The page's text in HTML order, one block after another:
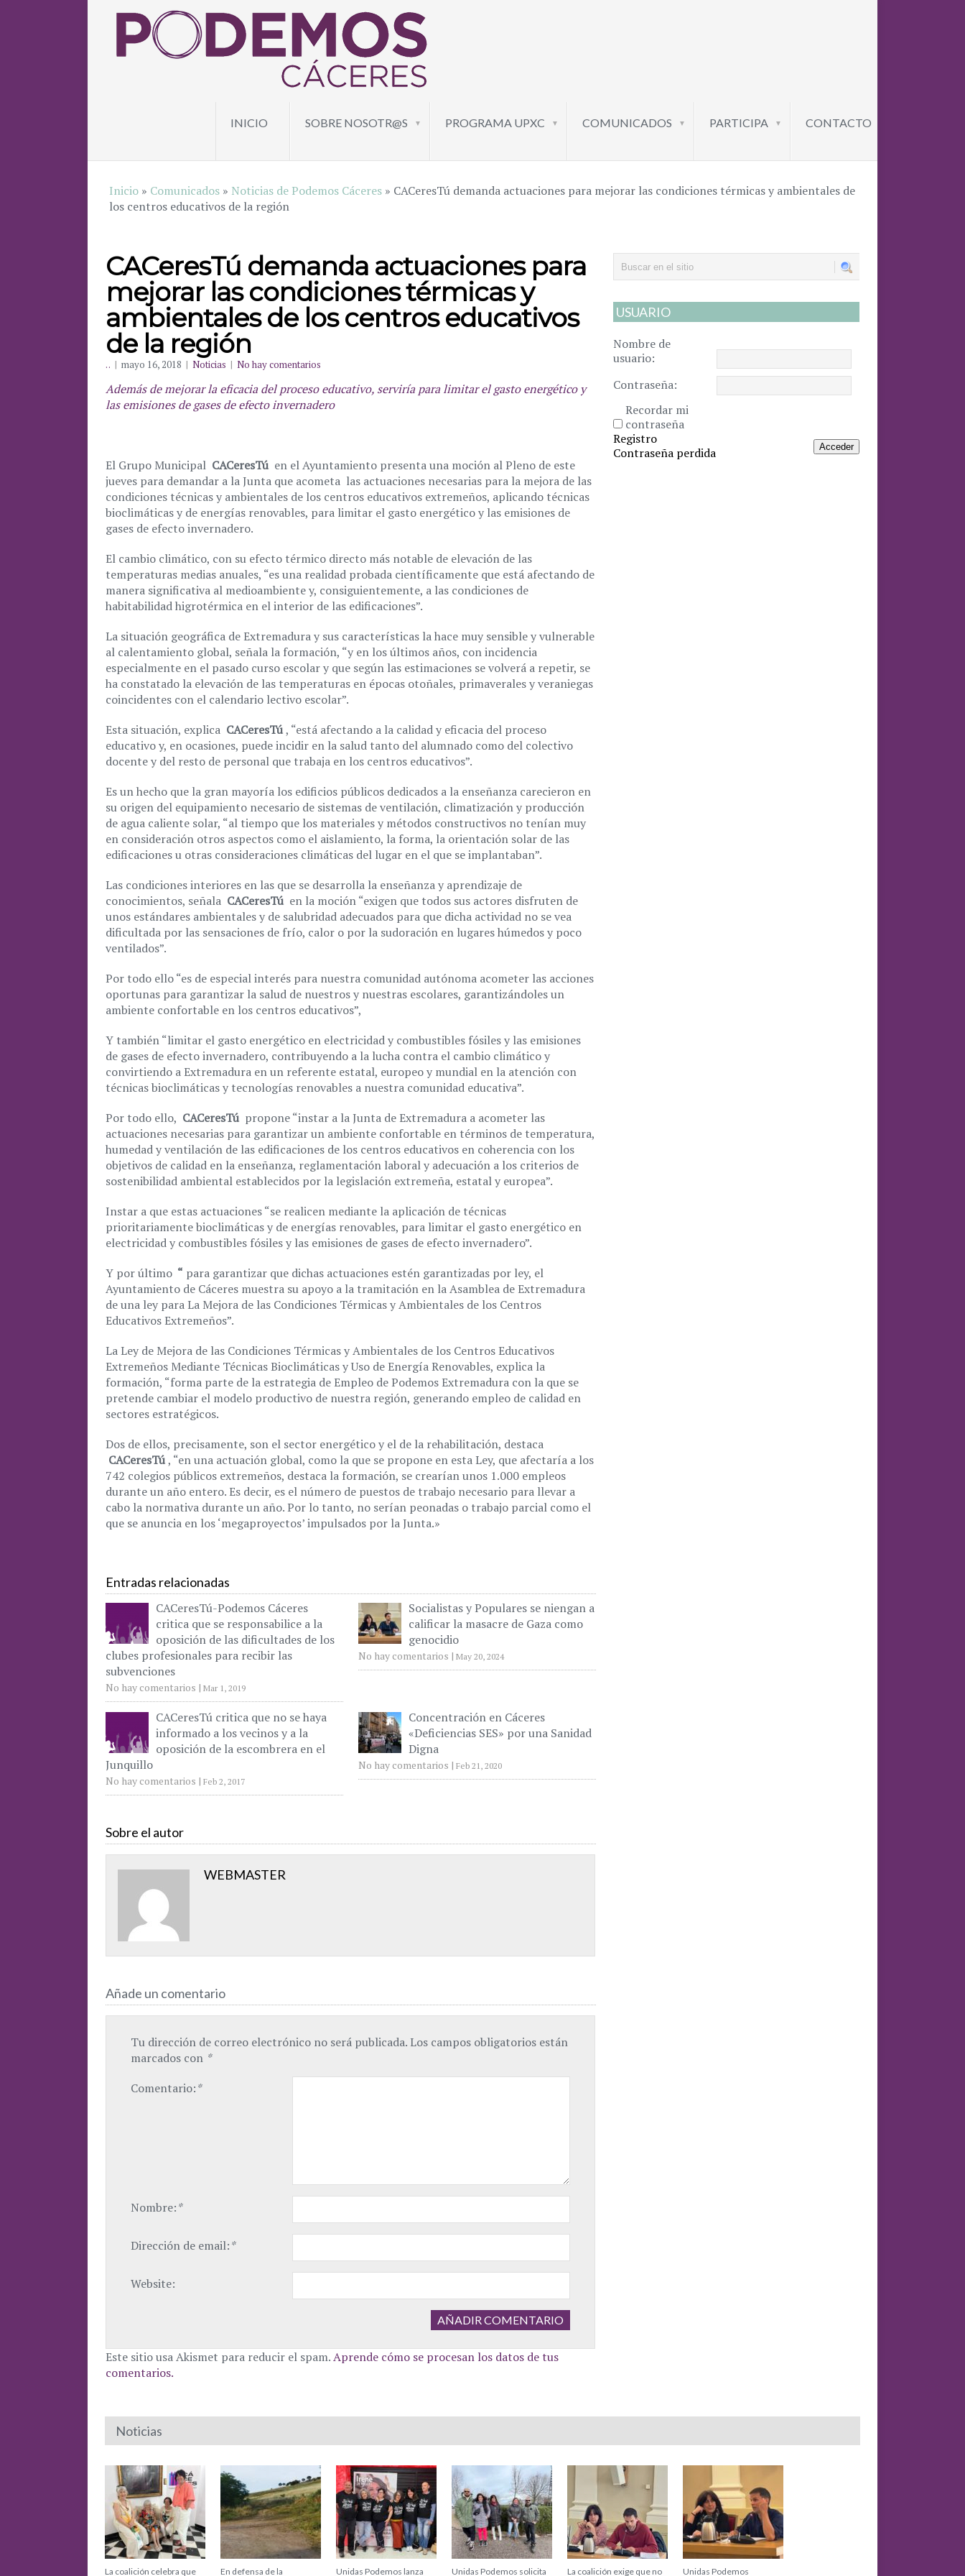
INICIO SOBRE NOSOTR@S ▼ PROGRAMA UPXC ▼ COMUNICADOS ▼ PARTICIPA ▼ CONTACTO
Inicio » Comunicados » Noticias de Podemos Cáceres » CACeresTú demanda actuaciones para mejorar las condiciones térmicas y ambientales de
los centros educativos de la región
CACeresTú demanda actuaciones para
mejorar las condiciones térmicas y
ambientales de los centros educativos
de la región
. . | mayo 16, 2018 | Noticias | No hay comentarios
Además de mejorar la eficacia del proceso educativo, serviría para limitar el gasto energético y
las emisiones de gases de efecto invernadero
El Grupo Municipal CACeresTú en el Ayuntamiento presenta una moción al Pleno de este
jueves para demandar a la Junta que acometa las actuaciones necesarias para la mejora de las
condiciones técnicas y ambientales de los centros educativos extremeños, aplicando técnicas
bioclimáticas y de energías renovables, para limitar el gasto energético y las emisiones de
gases de efecto invernadero.
El cambio climático, con su efecto térmico directo más notable de elevación de las
temperaturas medias anuales, “es una realidad probada científicamente que está afectando de
manera significativa al medioambiente y, consiguientemente, a las condiciones de
habitabilidad higrotérmica en el interior de las edificaciones”.
La situación geográfica de Extremadura y sus características la hace muy sensible y vulnerable
al calentamiento global, señala la formación, “y en los últimos años, con incidencia
especialmente en el pasado curso escolar y que según las estimaciones se volverá a repetir, se
ha constatado la elevación de las temperaturas en épocas otoñales, primaverales y veraniegas
coincidentes con el calendario lectivo escolar”.
Esta situación, explica CACeresTú, “está afectando a la calidad y eficacia del proceso
educativo y, en ocasiones, puede incidir en la salud tanto del alumnado como del colectivo
docente y del resto de personal que trabaja en los centros educativos”.
Es un hecho que la gran mayoría los edificios públicos dedicados a la enseñanza carecieron en
su origen del equipamiento necesario de sistemas de ventilación, climatización y producción
de agua caliente solar, “al tiempo que los materiales y métodos constructivos no tenían muy
en consideración otros aspectos como el aislamiento, la forma, la orientación solar de las
edificaciones u otras consideraciones climáticas del lugar en el que se implantaban”.
Las condiciones interiores en las que se desarrolla la enseñanza y aprendizaje de
conocimientos, señala CACeresTú en la moción “exigen que todos sus actores disfruten de
unos estándares ambientales y de salubridad adecuados para que dicha actividad no se vea
dificultada por las sensaciones de frío, calor o por la sudoración en lugares húmedos y poco
ventilados”.
Por todo ello “es de especial interés para nuestra comunidad autónoma acometer las acciones
oportunas para garantizar la salud de nuestros y nuestras escolares, garantizándoles un
ambiente confortable en los centros educativos”,
Y también “limitar el gasto energético en electricidad y combustibles fósiles y las emisiones
de gases de efecto invernadero, contribuyendo a la lucha contra el cambio climático y
convirtiendo a Extremadura en un referente estatal, europeo y mundial en la atención con
técnicas bioclimáticas y tecnologías renovables a nuestra comunidad educativa”.
Por todo ello, CACeresTú propone “instar a la Junta de Extremadura a acometer las
actuaciones necesarias para garantizar un ambiente confortable en términos de temperatura,
humedad y ventilación de las edificaciones de los centros educativos en coherencia con los
objetivos de calidad en la enseñanza, reglamentación laboral y adecuación a los criterios de
sostenibilidad ambiental establecidos por la legislación extremeña, estatal y europea”.
Instar a que estas actuaciones “se realicen mediante la aplicación de técnicas
prioritariamente bioclimáticas y de energías renovables, para limitar el gasto energético en
electricidad y combustibles fósiles y las emisiones de gases de efecto invernadero”.
Y por último “ para garantizar que dichas actuaciones estén garantizadas por ley, el
Ayuntamiento de Cáceres muestra su apoyo a la tramitación en la Asamblea de Extremadura
de una ley para La Mejora de las Condiciones Térmicas y Ambientales de los Centros
Educativos Extremeños”.
La Ley de Mejora de las Condiciones Térmicas y Ambientales de los Centros Educativos
Extremeños Mediante Técnicas Bioclimáticas y Uso de Energía Renovables, explica la
formación, “forma parte de la estrategia de Empleo de Podemos Extremadura con la que se
pretende cambiar el modelo productivo de nuestra región, generando empleo de calidad en
sectores estratégicos.
Dos de ellos, precisamente, son el sector energético y el de la rehabilitación, destaca
CACeresTú, “en una actuación global, como la que se propone en esta Ley, que afectaría a los
742 colegios públicos extremeños, destaca la formación, se crearían unos 1.000 empleos
durante un año entero. Es decir, es el número de puestos de trabajo necesario para llevar a
cabo la normativa durante un año. Por lo tanto, no serían peonadas o trabajo parcial como el
que se anuncia en los ‘megaproyectos’ impulsados por la Junta.»
Entradas relacionadas
CACeresTú-Podemos Cáceres
critica que se responsabilice a la
oposición de las dificultades de los
clubes profesionales para recibir las
subvenciones
No hay comentarios | Mar 1, 2019
Socialistas y Populares se niengan a
calificar la masacre de Gaza como
genocidio
No hay comentarios | May 20, 2024
CACeresTú critica que no se haya
informado a los vecinos y a la
oposición de la escombrera en el
Junquillo
No hay comentarios | Feb 2, 2017
Concentración en Cáceres
«Deficiencias SES» por una Sanidad
Digna
No hay comentarios | Feb 21, 2020
Sobre el autor
WEBMASTER
Añade un comentario
Tu dirección de correo electrónico no será publicada.Los campos obligatorios están
marcados con *
Comentario:*
Nombre:*
Dirección de email:*
Website:
Este sitio usa Akismet para reducir el spam.Aprende cómo se procesan los datos de tus
comentarios.
USUARIO
Nombre de
usuario:
Contraseña:
Recordar mi
contraseña
Acceder
Registro
Contraseña perdida
Noticias
La coalición celebra que En defensa de la Unidas Podemos lanza Unidas Podemos solicita La coalición exige que no Unidas Podemos